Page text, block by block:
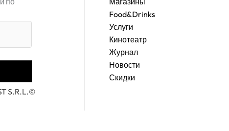
S.R.L.©
Food&Drinks
Услуги
Кинотеатр
Журнал
Новости
Скидки